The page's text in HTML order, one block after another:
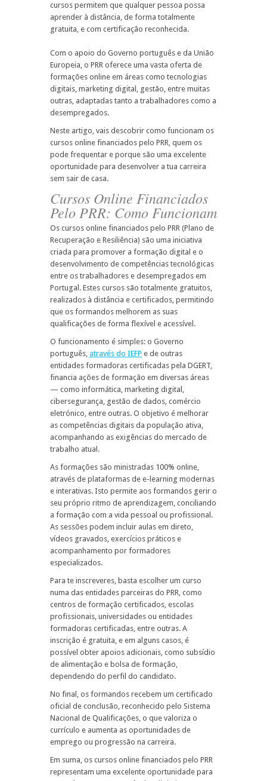
cursos permitem que qualquer pessoa possa
aprender à distância, de forma totalmente
gratuita, e com certificação reconhecida.
Com o apoio do Governo português e da União
Europeia, o PRR oferece uma vasta oferta de
formações online em áreas como tecnologias
digitais, marketing digital, gestão, entre muitas
outras, adaptadas tanto a trabalhadores como a
desempregados.
Neste artigo, vais descobrir como funcionam os
cursos online financiados pelo PRR, quem os
pode frequentar e porque são uma excelente
oportunidade para desenvolver a tua carreira
sem sair de casa.
Cursos Online Financiados
Pelo PRR: Como Funcionam
Os cursos online financiados pelo PRR (Plano de
Recuperação e Resiliência) são uma iniciativa
criada para promover a formação digital e o
desenvolvimento de competências tecnológicas
entre os trabalhadores e desempregados em
Portugal. Estes cursos são totalmente gratuitos,
realizados à distância e certificados, permitindo
que os formandos melhorem as suas
qualificações de forma flexível e acessível.
O funcionamento é simples: o Governo
português, através do IEFP e de outras
entidades formadoras certificadas pela DGERT,
financia ações de formação em diversas áreas
— como informática, marketing digital,
cibersegurança, gestão de dados, comércio
eletrónico, entre outras. O objetivo é melhorar
as competências digitais da população ativa,
acompanhando as exigências do mercado de
trabalho atual.
As formações são ministradas 100% online,
através de plataformas de e-learning modernas
e interativas. Isto permite aos formandos gerir o
seu próprio ritmo de aprendizagem, conciliando
a formação com a vida pessoal ou profissional.
As sessões podem incluir aulas em direto,
vídeos gravados, exercícios práticos e
acompanhamento por formadores
especializados.
Para te inscreveres, basta escolher um curso
numa das entidades parceiras do PRR, como
centros de formação certificados, escolas
profissionais, universidades ou entidades
formadoras certificadas, entre outras. A
inscrição é gratuita, e em alguns casos, é
possível obter apoios adicionais, como subsídio
de alimentação e bolsa de formação,
dependendo do perfil do candidato.
No final, os formandos recebem um certificado
oficial de conclusão, reconhecido pelo Sistema
Nacional de Qualificações, o que valoriza o
currículo e aumenta as oportunidades de
emprego ou progressão na carreira.
Em suma, os cursos online financiados pelo PRR
representam uma excelente oportunidade para